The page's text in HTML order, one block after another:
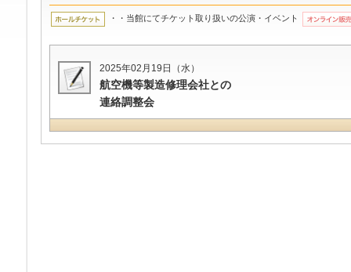
・・当館にてチケット取り扱いの公演・イベント
2025年02月19日（水）
航空機等製造修理会社との
連絡調整会